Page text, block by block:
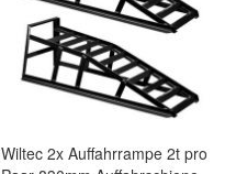
Wiltec 2x Auffahrrampe 2t pro